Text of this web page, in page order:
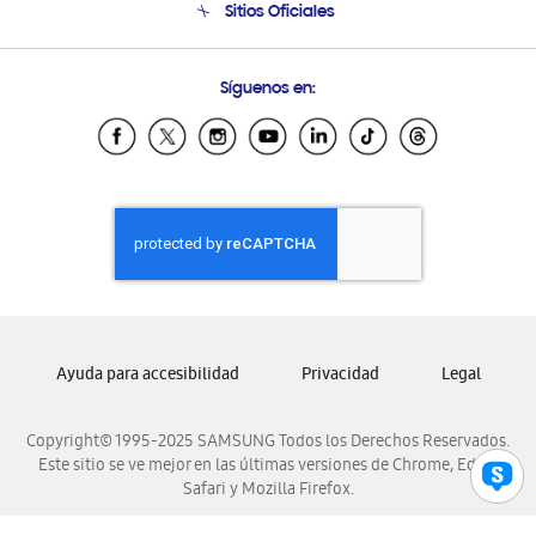
Condiciones de Compra
Soporte vía eMail
Sitios Oficiales
Samsung Ecuador
Samsung El Salvador
Samsung Honduras
Samsung Nicaragua
Samsung Panamá
Samsung Venezuela
Síguenos en:
Copyright© 1995-2025 SAMSUNG Todos los Derechos Reservados.
Este sitio se ve mejor en las últimas versiones de Chrome, Edge,
Safari y Mozilla Firefox.
Ayuda para accesibilidad Privacidad Legal